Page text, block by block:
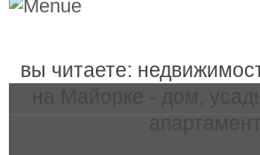
вы читаете: